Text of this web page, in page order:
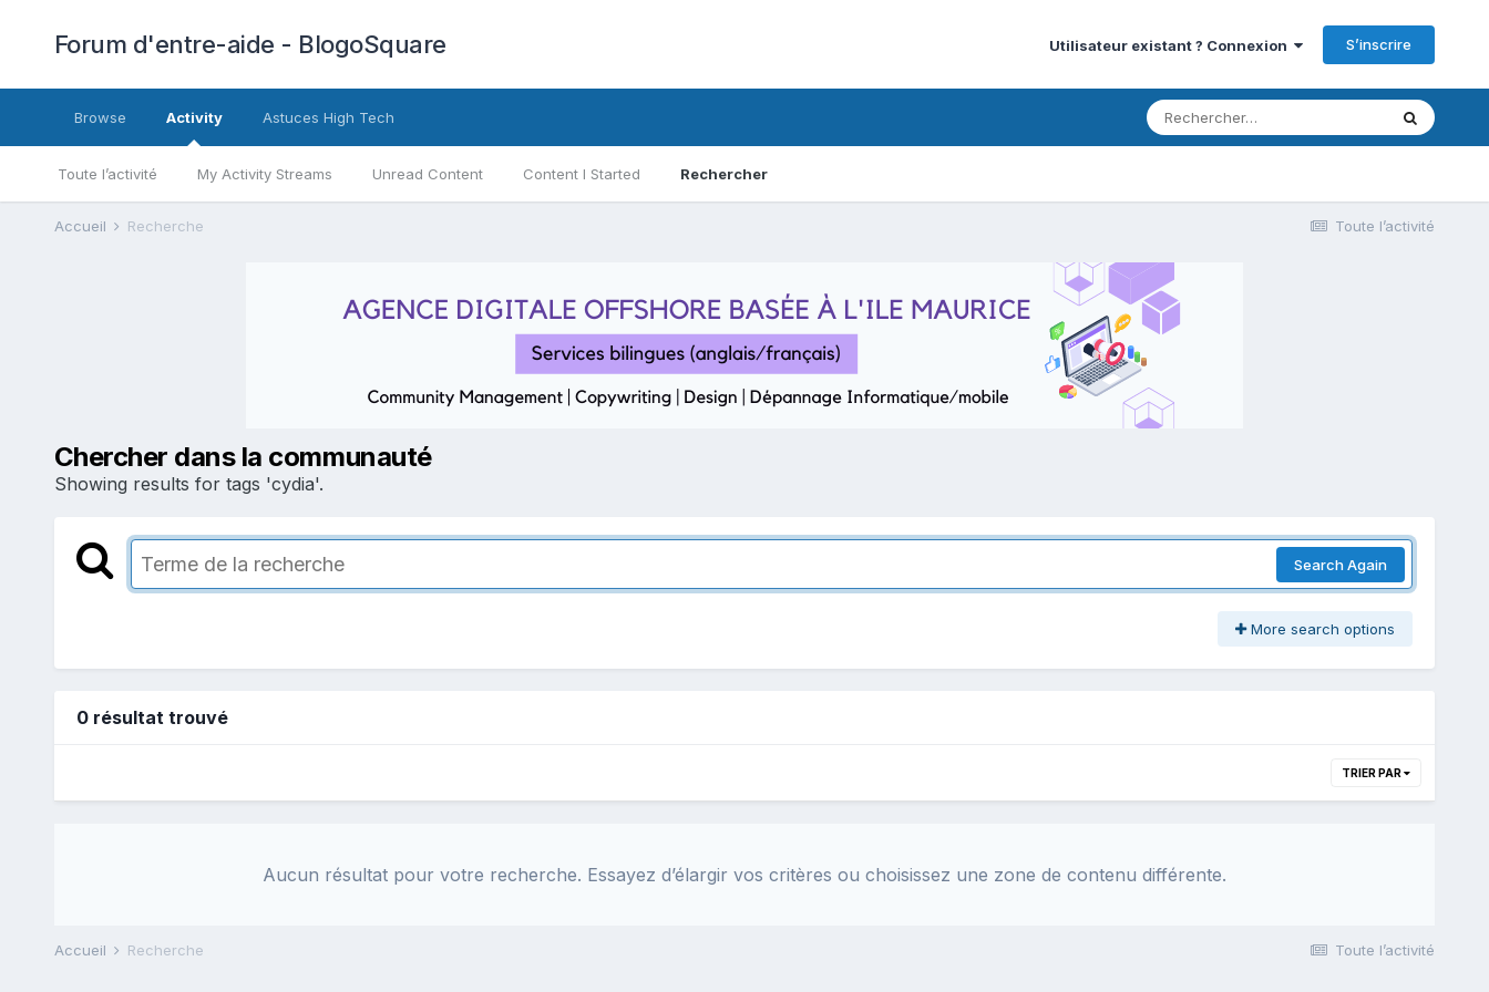
Forum d'entre-aide - BlogoSquare Utilisateur existant ? Connexion S’inscrire
Browse Activity
Toute l’activité My Activity Streams Unread Content Content I Started Rechercher
Astuces High Tech
Toute l’activité
Accueil Recherche
Chercher dans la communauté
Showing results for tags 'cydia'.
Search Again
More search options
0 résultat trouvé
TRIER PAR
Aucun résultat pour votre recherche. Essayez d’élargir vos critères ou choisissez une zone de contenu différente.
Toute l’activité
Accueil Recherche